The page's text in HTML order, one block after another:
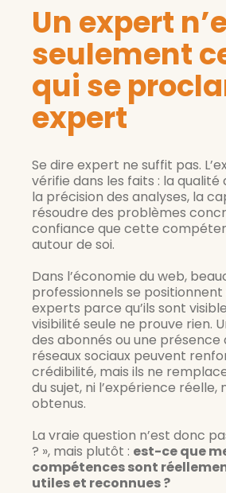
Un expert
seulement
qui se
expert
Se dire expert ne suffit pas.
vérifie dans les faits : la qualité
la précision des analyses, la
résoudre des problèmes
confiance que cette
autour de soi.
Dans l’économie du web,
professionnels se
experts parce qu’ils sont
visibilité seule ne prouve rien.
des abonnés ou une présence
réseaux sociaux peuvent
crédibilité, mais ils ne
du sujet, ni l’expérience réelle,
obtenus.
La vraie question n’est donc
? », mais plutôt : est-ce que
compétences sont
utiles et reconnues ?